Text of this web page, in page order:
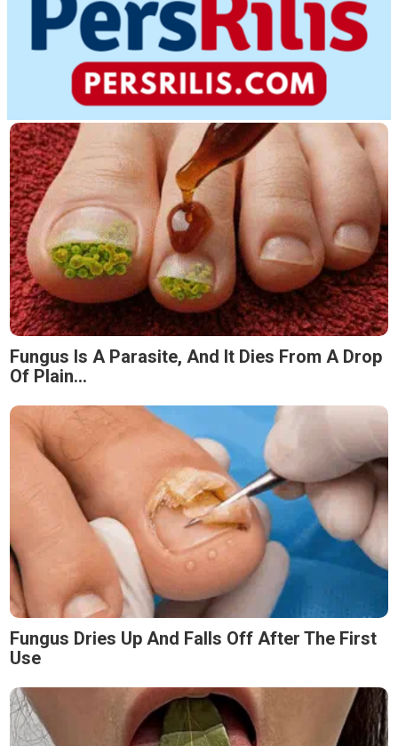
Fungus Is A Parasite, And It Dies From A Drop
Of Plain...
Fungus Dries Up And Falls Off After The First
Use